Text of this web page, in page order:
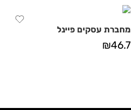
מחברת עסקים פיינל
₪46.7